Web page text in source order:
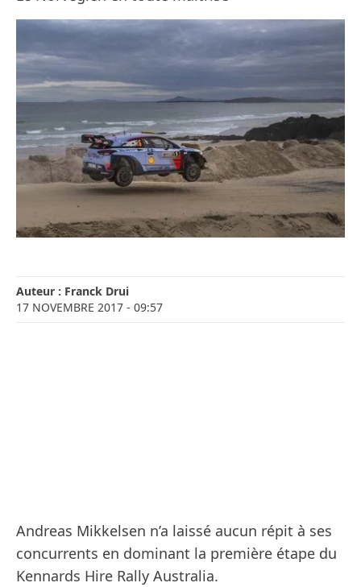
Auteur : Franck Drui
17 NOVEMBRE 2017 - 09:57
Andreas Mikkelsen n’a laissé aucun répit à ses
concurrents en dominant la première étape du
Kennards Hire Rally Australia.